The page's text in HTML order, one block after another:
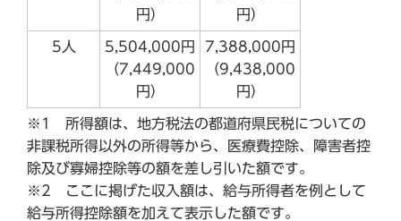
円）
円）
5人
5,504,000円
（7,449,000
円）
7,388,000円
（9,438,000
円）
※1 所得額は、地方税法の都道府県民税についての
非課税所得以外の所得等から、医療費控除、障害者控
除及び寡婦控除等の額を差し引いた額です。
※2 ここに掲げた収入額は、給与所得者を例として
給与所得控除額を加えて表示した額です。